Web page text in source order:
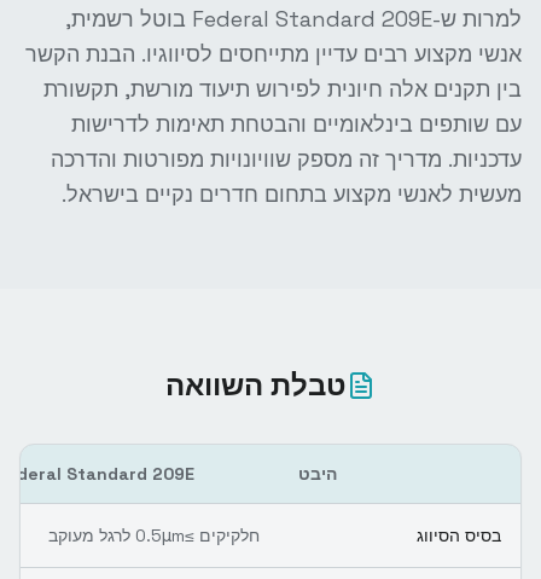
למרות ש-Federal Standard 209E בוטל רשמית,
אנשי מקצוע רבים עדיין מתייחסים לסיווגיו. הבנת הקשר
בין תקנים אלה חיונית לפירוש תיעוד מורשת, תקשורת
עם שותפים בינלאומיים והבטחת תאימות לדרישות
עדכניות. מדריך זה מספק שוויונויות מפורטות והדרכה
מעשית לאנשי מקצוע בתחום חדרים נקיים בישראל.
טבלת השוואה
היבט Standard 209E
בסיס הסיווג חלקיקים ≥0.5μm לרגל מעוקב